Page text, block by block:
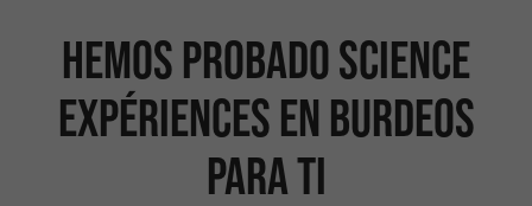
Hemos probado Science
Expériences en Burdeos
para ti